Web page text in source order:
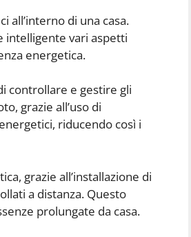
all’interno di una casa.
intelligente vari aspetti
energetica.
controllare e gestire gli
grazie all’uso di
riducendo così i
grazie all’installazione di
a distanza. Questo
prolungate da casa.